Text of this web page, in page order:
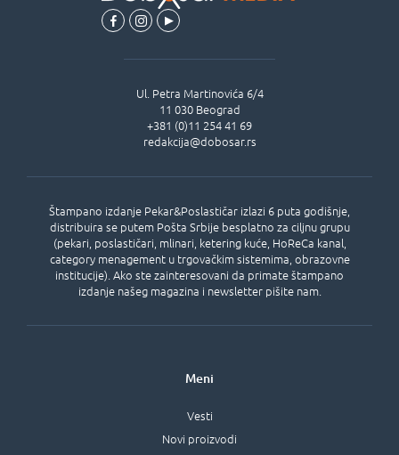
Štampano izdanje Pekar&Poslastičar izlazi 6 puta godišnje,
distribuira se putem Pošta Srbije besplatno za ciljnu grupu
(pekari, poslastičari, mlinari, ketering kuće, HoReCa kanal,
category menagement u trgovačkim sistemima, obrazovne
institucije). Ako ste zainteresovani da primate štampano
izdanje našeg magazina i newsletter pišite nam.
Ul. Petra Martinovića 6/4
11 030 Beograd
+381 (0)11 254 41 69
redakcija@dobosar.rs
Meni
Vesti
Novi proizvodi